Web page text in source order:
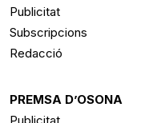
Publicitat
Subscripcions
Redacció
PREMSA D’OSONA